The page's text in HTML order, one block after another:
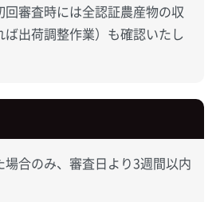
回審査時には全認証農産物の収
出荷調整作業）も確認いたし
合のみ、審査日より3週間以内